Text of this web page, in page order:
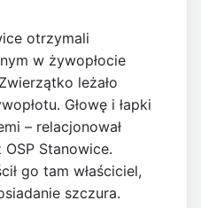
otrzymali
w żywopłocie
leżało
Głowę i łapki
– relacjonował
Stanowice.
go tam właściciel,
szczura.